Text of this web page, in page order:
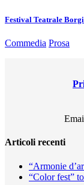
Festival Teatrale
Commedia Prosa
Articoli recenti
“Armonie
“Color fest”